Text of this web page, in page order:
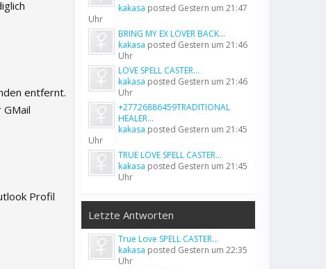
entfernt.
Profil
kakasa posted Gestern um 21:47
Uhr
BRING MY EX LOVER BACK...
kakasa posted Gestern um 21:46
Uhr
LOVE SPELL CASTER...
kakasa posted Gestern um 21:46
Uhr
+27726886459TRADITIONAL
HEALER...
kakasa posted Gestern um 21:45
Uhr
TRUE LOVE SPELL CASTER...
kakasa posted Gestern um 21:45
Uhr
Letzte Antworten
True Love SPELL CASTER...
kakasa posted Gestern um 22:35
Uhr